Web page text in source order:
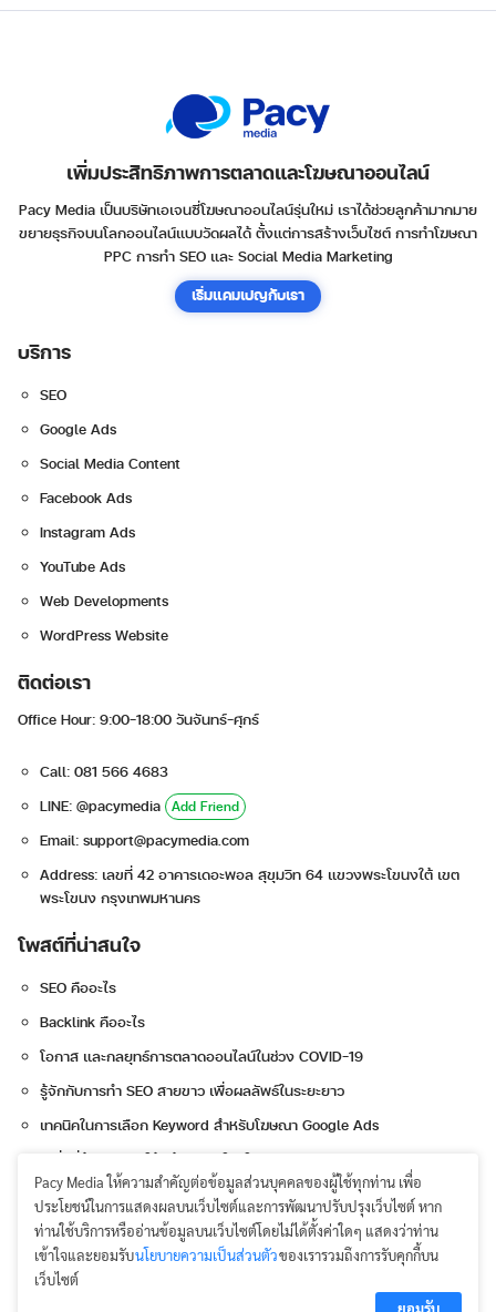
for:
เพิ่มประสิทธิภาพการตลาดและโฆษณาออนไลน์
Pacy Media เป็นบริษัทเอเจนซี่โฆษณาออนไลน์รุ่นใหม่ เราได้ช่วยลูกค้ามากมาย
ขยายธุรกิจบนโลกออนไลน์แบบวัดผลได้ ตั้งแต่การสร้างเว็บไซต์ การทำโฆษณา
PPC การทำ SEO และ Social Media Marketing
เริ่มแคมเปญกับเรา
บริการ
SEO
Google Ads
Social Media Content
Facebook Ads
Instagram Ads
YouTube Ads
Web Developments
WordPress Website
ติดต่อเรา
Office Hour: 9:00-18:00 วันจันทร์-ศุกร์
Call: 081 566 4683
LINE: @pacymedia Add Friend
Email: support@pacymedia.com
Address: เลขที่ 42 อาคารเดอะพอล สุขุมวิท 64 แขวงพระโขนงใต้ เขต
พระโขนง กรุงเทพมหานคร
โพสต์ที่น่าสนใจ
SEO คืออะไร
Backlink คืออะไร
โอกาส และกลยุทธ์การตลาดออนไลน์ในช่วง COVID-19
รู้จักกับการทำ SEO สายขาว เพื่อผลลัพธ์ในระยะยาว
เทคนิคในการเลือก Keyword สำหรับโฆษณา Google Ads
6 สิ่งที่ต้องเตรียมให้พร้อมก่อนโปรโมท Instagram
3 หัวใจสำคัญในการทำ Content Marketing
โฆษณาวิดีโอ Ad Sequencing ลูกเล่นใหม่จาก YouTube
Pacy Media ให้ความสำคัญต่อข้อมูลส่วนบุคคลของผู้ใช้ทุกท่าน เพื่อ
ประโยชน์ในการแสดงผลบนเว็บไซต์และการพัฒนาปรับปรุงเว็บไซต์ หาก
ท่านใช้บริการหรืออ่านข้อมูลบนเว็บไซต์โดยไม่ได้ตั้งค่าใดๆ แสดงว่าท่าน
เข้าใจและยอมรับนโยบายความเป็นส่วนตัวของเรารวมถึงการรับคุกกี้บน
เว็บไซต์
ยอมรับ